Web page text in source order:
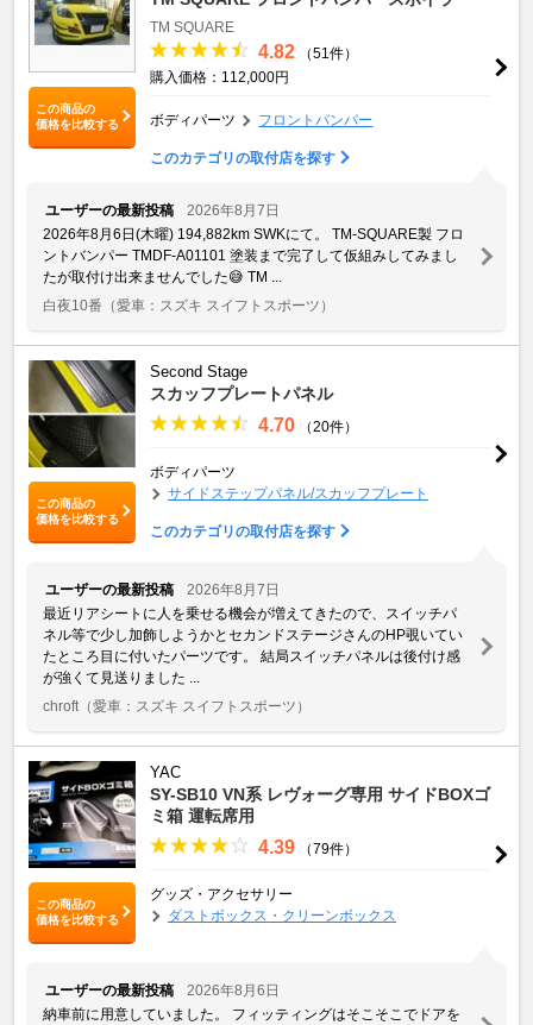
この商品の
価格を比較する
TM SQUARE
4.82
（51件）
購入価格：112,000円
ボディパーツ フロントバンパー
このカテゴリの取付店を探す
ユーザーの最新投稿
2026年8月7日
2026年8月6日(木曜) 194,882km SWKにて。 TM-SQUARE製 フロ
ントバンパー TMDF-A01101 塗装まで完了して仮組みしてみまし
たが取付け出来ませんでした😅 TM ...
白夜10番 （愛車：スズキ スイフトスポーツ）
この商品の
価格を比較する
Second Stage
スカッフプレートパネル
4.70 （20件）
ボディパーツ
サイドステップパネル/スカッフプレート
このカテゴリの取付店を探す
ユーザーの最新投稿
2026年8月7日
最近リアシートに人を乗せる機会が増えてきたので、スイッチパ
ネル等で少し加飾しようかとセカンドステージさんのHP覗いてい
たところ目に付いたパーツです。 結局スイッチパネルは後付け感
が強くて見送りました ...
chroft （愛車：スズキ スイフトスポーツ）
この商品の
価格を比較する
YAC
SY-SB10 VN系 レヴォーグ専用 サイドBOXゴ
ミ箱 運転席用
4.39 （79件）
グッズ・アクセサリー
ダストボックス・クリーンボックス
ユーザーの最新投稿
2026年8月6日
納車前に用意していました。 フィッティングはそこそこでドアを